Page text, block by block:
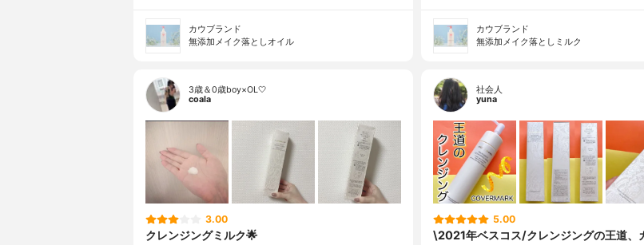
カウブランド
無添加メイク落としオイル
カウブランド
無添加メイク落としミルク
3歳＆0歳boy×OL🤍
coala
3.00
クレンジングミルク🌟
社会人
yuna
5.00
\2021年ベスコス/クレンジングの王道、